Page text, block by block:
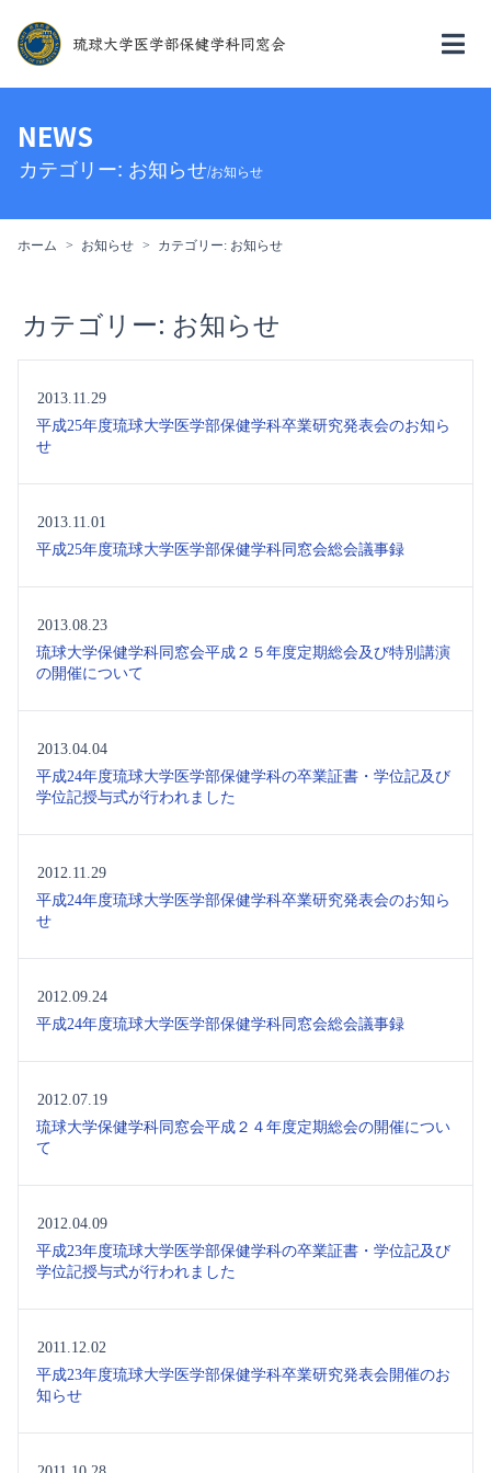
NEWS
カテゴリー: お知らせ/お知らせ
ホーム お知らせ カテゴリー: お知らせ
カテゴリー: お知らせ
2013.11.29
平成25年度琉球大学医学部保健学科卒業研究発表会のお知ら
せ
2013.11.01
平成25年度琉球大学医学部保健学科同窓会総会議事録
2013.08.23
琉球大学保健学科同窓会平成２５年度定期総会及び特別講演
の開催について
2013.04.04
平成24年度琉球大学医学部保健学科の卒業証書・学位記及び
学位記授与式が行われました
2012.11.29
平成24年度琉球大学医学部保健学科卒業研究発表会のお知ら
せ
2012.09.24
平成24年度琉球大学医学部保健学科同窓会総会議事録
2012.07.19
琉球大学保健学科同窓会平成２４年度定期総会の開催につい
て
2012.04.09
平成23年度琉球大学医学部保健学科の卒業証書・学位記及び
学位記授与式が行われました
2011.12.02
平成23年度琉球大学医学部保健学科卒業研究発表会開催のお
知らせ